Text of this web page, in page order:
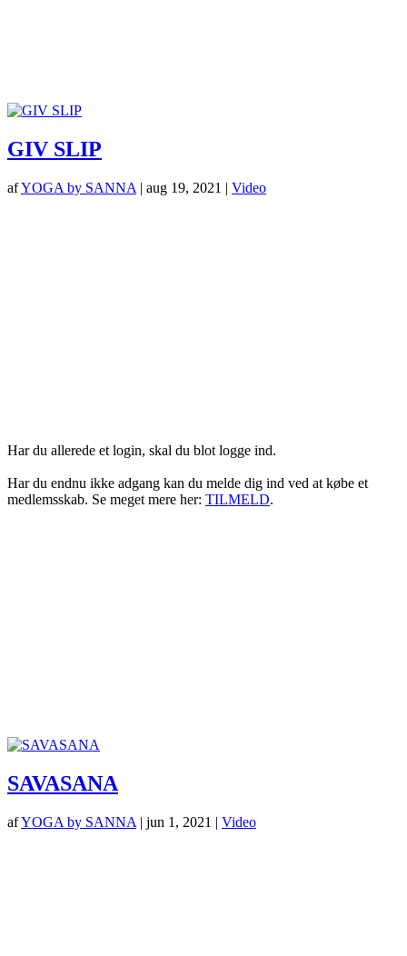
GIV SLIP
afYOGA by SANNA | aug 19, 2021 | Video
Har du allerede et login, skal du blot logge ind.
Har du endnu ikke adgang kan du melde dig ind ved at købe et
medlemsskab. Se meget mere her: TILMELD.
SAVASANA
afYOGA by SANNA | jun 1, 2021 | Video